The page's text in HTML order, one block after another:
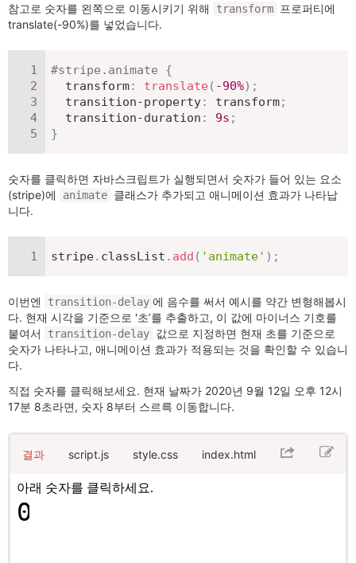
참고로 숫자를 왼쪽으로 이동시키기 위해 transform
프로퍼티에
translate(-90%)를 넣었습니다.
#stripe .animate
{
transform: translate ( -90%) ;
transition-property: transform;
transition-duration : 9s ;
}
숫자를 클릭하면 자바스크립트가 실행되면서 숫자가 들어 있는 요소
(stripe)에
animate 클래스가 추가되고 애니메이션 효과가 나타납
니다.
stripe. classList . add ( 'animate' ) ;
이번엔 transition-delay 에 음수를 써서 예시를 약간 변형해봅시
다. 현재 시각을 기준으로 '초’를 추출하고, 이 값에 마이너스 기호를
붙여서
transition-delay 값으로 지정하면 현재 초를 기준으로
숫자가 나타나고, 애니메이션 효과가 적용되는 것을 확인할 수 있습니
다.
직접 숫자를 클릭해보세요. 현재 날짜가 2020년 9월 12일 오후 12시
17분 8초라면, 숫자 8부터 스르륵 이동합니다.
결과 script.js style.css index.html